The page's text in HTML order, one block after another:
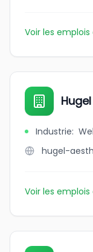
Voir les
Industrie:
hugel-
Voir les